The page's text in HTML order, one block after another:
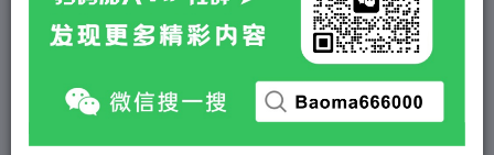
黄金会员 2 超级会员(永久VIP) 免费
站长QQ：1970819299